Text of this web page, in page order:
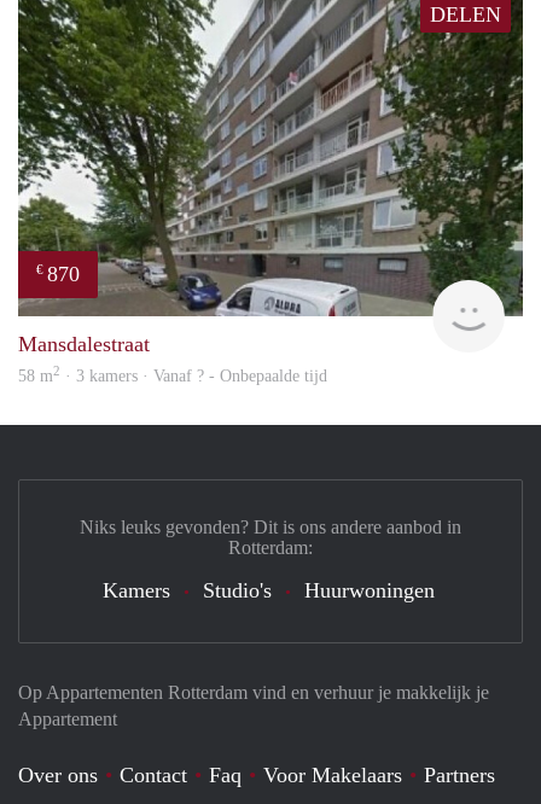
DELEN
€ 870
Mansdalestraat
58 m2 · 3 kamers · Vanaf ? - Onbepaalde tijd
Op Appartementen Rotterdam vind en verhuur je makkelijk je
Appartement
Over ons Contact Faq Voor Makelaars Partners
Niks leuks gevonden? Dit is ons andere aanbod in
Rotterdam:
Kamers Studio's Huurwoningen